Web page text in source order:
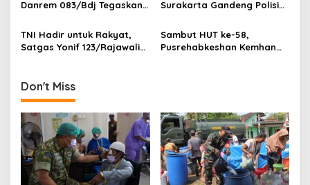
i
o
n
Danrem 083/Bdj Tegaskan
Surakarta Gandeng Polisi
Gratis untuk Warga
TNI Hadir untuk Rakyat,
Satgas Yonif 123/Rajawali
Mappi
Sambut HUT ke-58,
Pusrehabkeshan Kemhan
Don't Miss